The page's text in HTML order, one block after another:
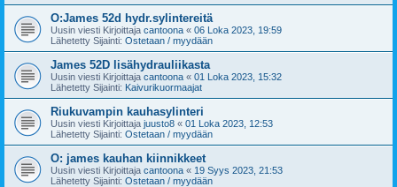
O:James 52d hydr.sylintereitä
Uusin viesti Kirjoittaja cantoona « 06 Loka 2023, 19:59
Lähetetty Sijainti: Ostetaan / myydään
James 52D lisähydrauliikasta
Uusin viesti Kirjoittaja cantoona « 01 Loka 2023, 15:32
Lähetetty Sijainti: Kaivurikuormaajat
Riukuvampin kauhasylinteri
Uusin viesti Kirjoittaja juusto8 « 01 Loka 2023, 12:53
Lähetetty Sijainti: Ostetaan / myydään
O: james kauhan kiinnikkeet
Uusin viesti Kirjoittaja cantoona « 19 Syys 2023, 21:53
Lähetetty Sijainti: Ostetaan / myydään